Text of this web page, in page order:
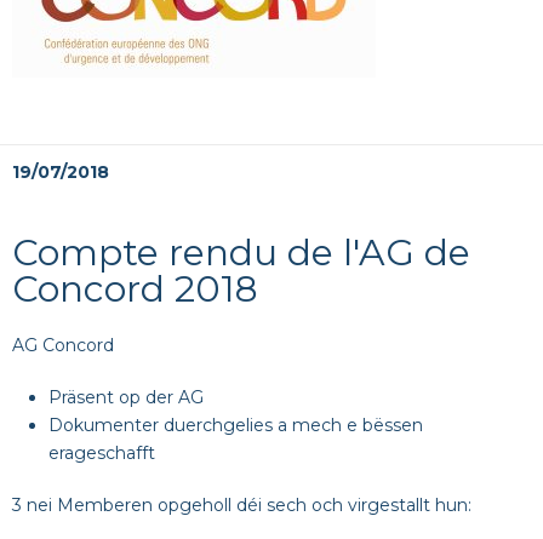
19/07/2018
Compte rendu de l'AG de
Concord 2018
AG Concord
Präsent op der AG
Dokumenter duerchgelies a mech e bëssen
erageschafft
3 nei Memberen opgeholl déi sech och virgestallt hun: